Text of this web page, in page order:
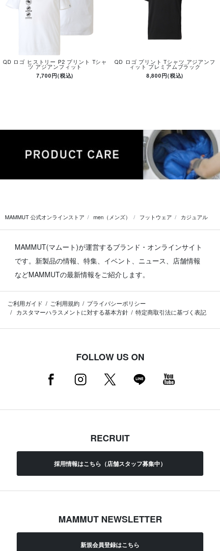
QD ロゴ ヒストリー P2 プリント Tシャ
ツ アジアンフィット
7,700円(税込)
QD ロゴ プリント Tシャツ アジアンフ
ィット プレミアムブラック
8,800円(税込)
MAMMUT 公式オンラインストア men（メンズ） フットウェア カジュアル
MAMMUT(マムート)が運営するブランド・オンラインサイト
です。 新製品の情報、特集、イベント、ニュース、店舗情報
などMAMMUTの最新情報をご紹介します。
ご利用ガイド ご利用規約
プライバシーポリシー
カスタマーハラスメントに対する基本方針
特定商取引法に基づく表記
FOLLOW US ON
RECRUIT
採用情報はこちら（店舗スタッフ募集中）
MAMMUT NEWSLETTER
新規会員登録はこちら